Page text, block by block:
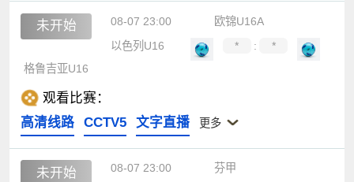
未开始 08-07 23:00
欧锦U16A
以色列U16
* :
*
格鲁吉亚U16
观看比赛：
高清线路
CCTV5 文字直播 更多
未开始 08-07 23:00
芬甲